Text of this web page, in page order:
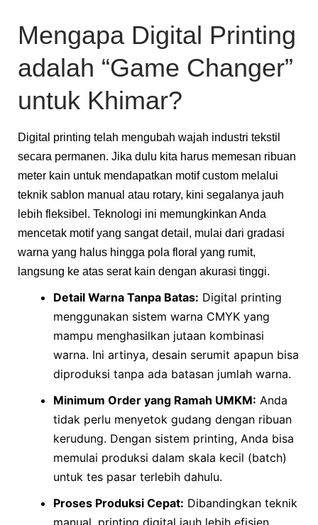
Mengapa Digital Printing
adalah “Game Changer”
untuk Khimar?
Digital printing telah mengubah wajah industri tekstil
secara permanen. Jika dulu kita harus memesan ribuan
meter kain untuk mendapatkan motif custom melalui
teknik sablon manual atau rotary, kini segalanya jauh
lebih fleksibel. Teknologi ini memungkinkan Anda
mencetak motif yang sangat detail, mulai dari gradasi
warna yang halus hingga pola floral yang rumit,
langsung ke atas serat kain dengan akurasi tinggi.
Detail Warna Tanpa Batas: Digital printing
menggunakan sistem warna CMYK yang
mampu menghasilkan jutaan kombinasi
warna. Ini artinya, desain serumit apapun bisa
diproduksi tanpa ada batasan jumlah warna.
Minimum Order yang Ramah UMKM: Anda
tidak perlu menyetok gudang dengan ribuan
kerudung. Dengan sistem printing, Anda bisa
memulai produksi dalam skala kecil (batch)
untuk tes pasar terlebih dahulu.
Proses Produksi Cepat: Dibandingkan teknik
manual, printing digital jauh lebih efisien